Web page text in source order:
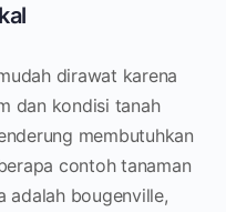
dirawat karena
dan kondisi tanah
membutuhkan
contoh tanaman
adalah bougenville,